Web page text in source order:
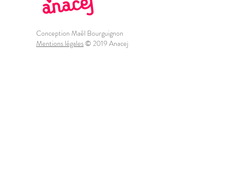
Conception Maël Bourguignon
Mentions légales© 2019 Anacej